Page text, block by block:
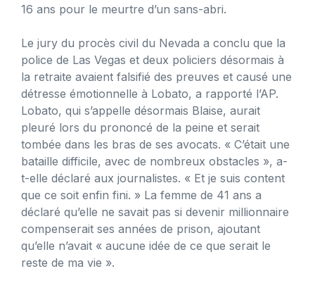
16 ans pour le meurtre d’un sans-abri.
Le jury du procès civil du Nevada a conclu que la
police de Las Vegas et deux policiers désormais à
la retraite avaient falsifié des preuves et causé une
détresse émotionnelle à Lobato, a rapporté l’AP.
Lobato, qui s’appelle désormais Blaise, aurait
pleuré lors du prononcé de la peine et serait
tombée dans les bras de ses avocats. « C’était une
bataille difficile, avec de nombreux obstacles », a-
t-elle déclaré aux journalistes. « Et je suis content
que ce soit enfin fini. » La femme de 41 ans a
déclaré qu’elle ne savait pas si devenir millionnaire
compenserait ses années de prison, ajoutant
qu’elle n’avait « aucune idée de ce que serait le
reste de ma vie ».